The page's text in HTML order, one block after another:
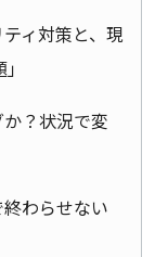
ィ対策と、現
？状況で変
わらせない